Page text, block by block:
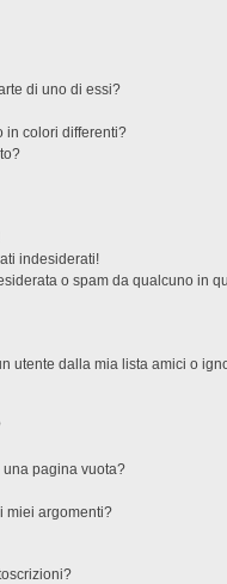
di uno di essi?
in colori differenti?
indesiderati!
o spam da qualcuno in
utente dalla mia lista amici o
una pagina vuota?
miei argomenti?